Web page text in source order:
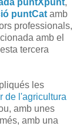
puntCat amb
professionals,
amb el
tercera
les
de l'agricultura
amb unes
amb una